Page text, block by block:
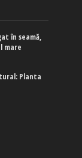
în seamă,
mare
Planta